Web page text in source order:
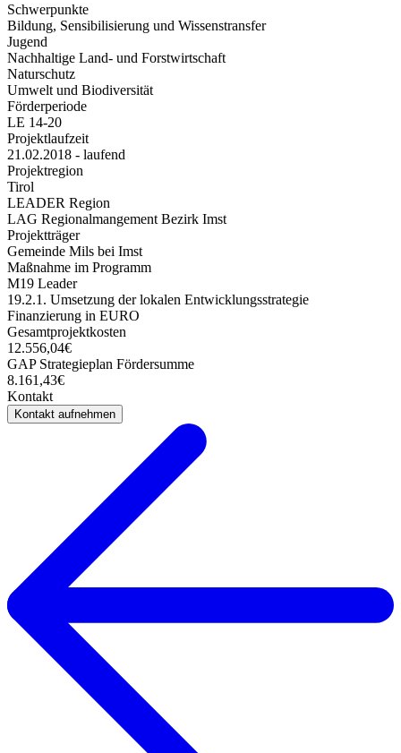
Schwerpunkte
Bildung, Sensibilisierung und Wissenstransfer
Jugend
Nachhaltige Land- und Forstwirtschaft
Naturschutz
Umwelt und Biodiversität
Förderperiode
LE 14-20
Projektlaufzeit
21.02.2018 - laufend
Projektregion
Tirol
LEADER Region
LAG Regionalmangement Bezirk Imst
Projektträger
Gemeinde Mils bei Imst
Maßnahme im Programm
M19 Leader
19.2.1. Umsetzung der lokalen Entwicklungsstrategie
Finanzierung in EURO
Gesamtprojektkosten
12.556,04€
GAP Strategieplan Fördersumme
8.161,43€
Kontakt
Kontakt aufnehmen